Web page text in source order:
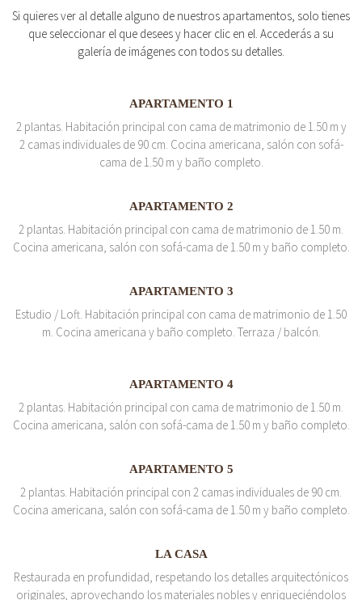
Si quieres ver al detalle alguno de nuestros apartamentos, solo tienes
que seleccionar el que desees y hacer clic en el. Accederás a su
galería de imágenes con todos su detalles.
APARTAMENTO 1
2 plantas. Habitación principal con cama de matrimonio de 1.50 m y
2 camas individuales de 90 cm. Cocina americana, salón con sofá-
cama de 1.50 m y baño completo.
APARTAMENTO 2
2 plantas. Habitación principal con cama de matrimonio de 1.50 m.
Cocina americana, salón con sofá-cama de 1.50 m y baño completo.
APARTAMENTO 3
Estudio / Loft. Habitación principal con cama de matrimonio de 1.50
m. Cocina americana y baño completo. Terraza / balcón.
APARTAMENTO 4
2 plantas. Habitación principal con cama de matrimonio de 1.50 m.
Cocina americana, salón con sofá-cama de 1.50 m y baño completo.
APARTAMENTO 5
2 plantas. Habitación principal con 2 camas individuales de 90 cm.
Cocina americana, salón con sofá-cama de 1.50 m y baño completo.
LA CASA
Restaurada en profundidad, respetando los detalles arquitectónicos
originales, aprovechando los materiales nobles y enriqueciéndolos